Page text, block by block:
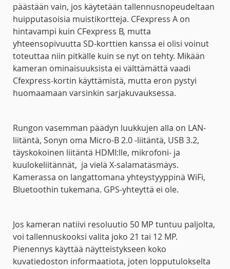
päästään vain, jos käytetään tallennusnopeudeltaan
huipputasoisia muistikortteja. CFexpress A on
hintavampi kuin CFexpress B, mutta
yhteensopivuutta SD-korttien kanssa ei olisi voinut
toteuttaa niin pitkälle kuin se nyt on tehty. Mikään
kameran ominaisuuksista ei välttämättä vaadi
Cfexpress-kortin käyttämistä, mutta eron pystyi
huomaamaan varsinkin sarjakuvauksessa.
Rungon vasemman päädyn luukkujen alla on LAN-
liitäntä, Sonyn oma Micro-B 2.0 -liitäntä, USB 3.2,
täyskokoinen liitäntä HDMI:lle, mikrofoni- ja
kuulokeliitännät, ja vielä X-salamatäsmäys.
Kamerassa on langattomana yhteystyyppinä WiFi,
Bluetoothin tukemana. GPS-yhteyttä ei ole.
Jos kameran natiivi resoluutio 50 MP tuntuu paljolta,
voi tallennuskooksi valita joko 21 tai 12 MP.
Pienennys käyttää näytteistykseen koko
kuvatiedoston informaatiota, joten lopputulokselta